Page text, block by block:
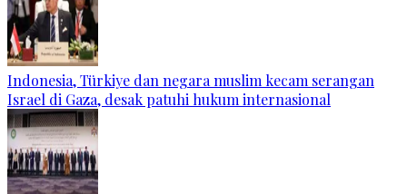
Indonesia, Türkiye dan negara muslim kecam serangan
Israel di Gaza, desak patuhi hukum internasional